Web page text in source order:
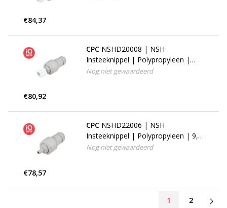
€84,37
CPC NSHD20008 | NSH
Insteeknippel | Polypropyleen |
1/2" JACO fitting
Nog niet gewaardeerd
€80,92
CPC NSHD22006 | NSH
Insteeknippel | Polypropyleen | 9,5
mm Slangpilaar
Nog niet gewaardeerd
€78,57
1 2